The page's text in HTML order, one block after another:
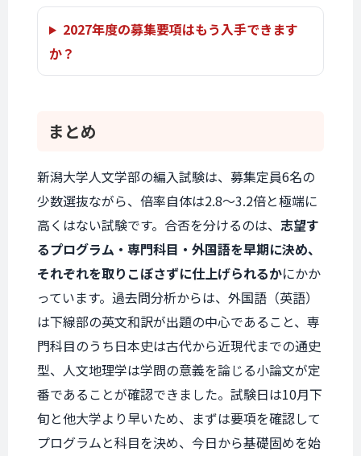
2027年度の募集要項はもう入手できます
か？
まとめ
新潟大学人文学部の編入試験は、募集定員6名の
少数選抜ながら、倍率自体は2.8〜3.2倍と極端に
高くはない試験です。合否を分けるのは、 志望す
るプログラム・専門科目・外国語を早期に決め、
それぞれを取りこぼさずに仕上げられるかにかか
っています。過去問分析からは、外国語（英語）
は下線部の英文和訳が出題の中心であること、専
門科目のうち日本史は古代から近現代までの通史
型、人文地理学は学問の意義を論じる小論文が定
番であることが確認できました。試験日は10月下
旬と他大学より早いため、まずは要項を確認して
プログラムと科目を決め、今日から基礎固めを始